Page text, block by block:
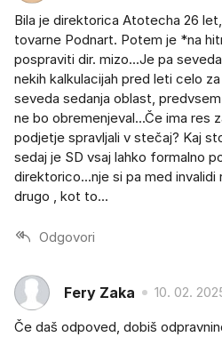
Bila je direktorica Atotecha 26
tovarne Podnart. Potem je *na
pospraviti dir. mizo...Je pa
nekih kalkulacijah pred leti celo
seveda sedanja oblast,
ne bo obremenjeval...Če ima res
podjetje spravljali v stečaj? Kaj
sedaj je SD vsaj lahko formalno
direktorico...nje si pa med
drugo , kot to...
Odgovori
Fery Zaka 10. 02.
Če daš odpoved, dobiš